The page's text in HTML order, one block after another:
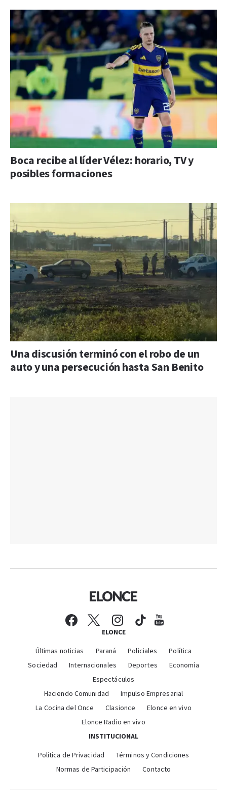
Boca recibe al líder Vélez: horario, TV y
posibles formaciones
Una discusión terminó con el robo de un
auto y una persecución hasta San Benito
ELONCE
Últimas noticias Paraná Policiales
Política
Sociedad
Internacionales Deportes
Economía
Espectáculos
Haciendo Comunidad
Impulso Empresarial
La Cocina del Once
Clasionce
Elonce en vivo
Elonce Radio en vivo
INSTITUCIONAL
Política de Privacidad
Términos y Condiciones
Normas de Participación
Contacto